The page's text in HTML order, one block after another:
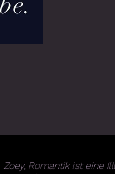
Zoey, Romantik ist eine